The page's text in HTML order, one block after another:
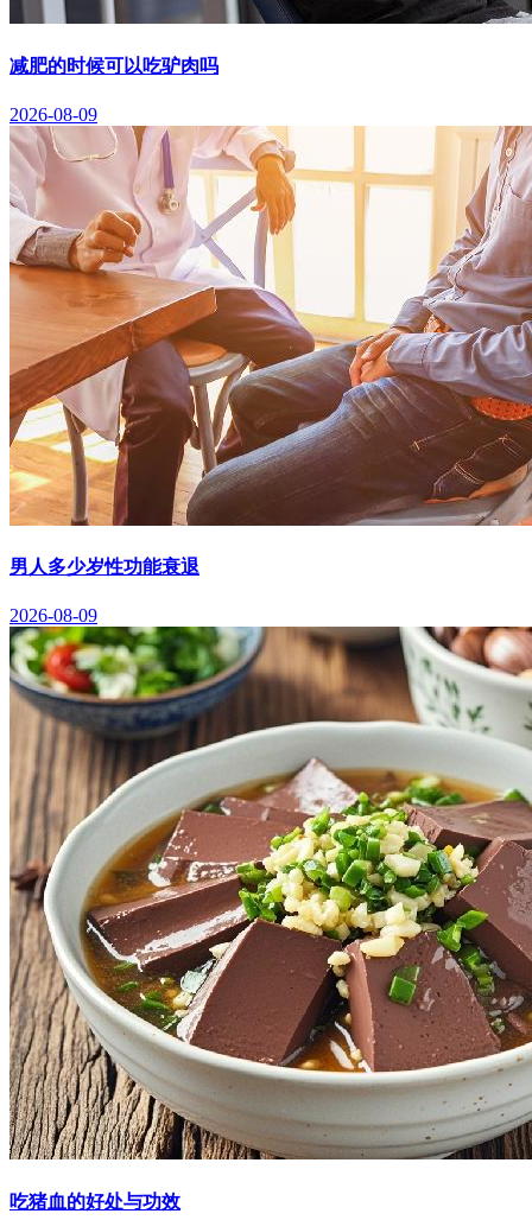
减肥的时候可以吃驴肉吗
2026-08-09
男人多少岁性功能衰退
2026-08-09
吃猪血的好处与功效